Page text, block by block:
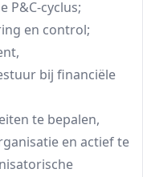
P&C-cyclus;
en control;
bij financiële
te bepalen,
en actief te